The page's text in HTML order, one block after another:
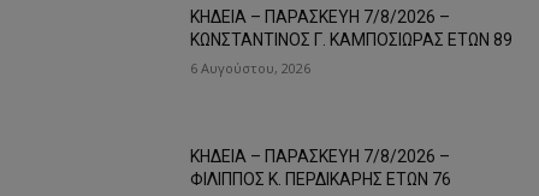
ΚΗΔΕΙΑ – ΠΑΡΑΣΚΕΥΗ 7/8/2026 –
ΚΩΝΣΤΑΝΤΙΝΟΣ Γ. ΚΑΜΠΟΣΙΩΡΑΣ ΕΤΩΝ 89
6 Αυγούστου, 2026
ΚΗΔΕΙΑ – ΠΑΡΑΣΚΕΥΗ 7/8/2026 –
ΦΙΛΙΠΠΟΣ Κ. ΠΕΡΔΙΚΑΡΗΣ ΕΤΩΝ 76